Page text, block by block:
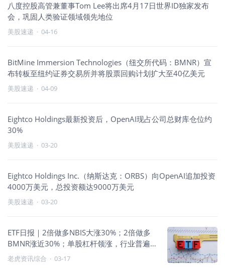
八度控股高管兼董事Tom Lee将出席4月17日世界ID独家发布
会，巩固人类验证领域领先地位
美股速递 · 04-16
BitMine Immersion Technologies（纽交所代码：BMNR）宣
布转板至纽约证券交易所并将股票回购计划扩大至40亿美元
美股速递 · 04-09
Eightco Holdings最新投资后，OpenAI现占公司总财库仓位约
30%
美股速递 · 03-20
Eightco Holdings Inc.（纳斯达克：ORBS）向OpenAI追加投资
4000万美元，总投资额达9000万美元
美股速递 · 03-20
ETF日报｜2倍做多NBIS大涨30%；2倍做多
BMNR涨近30%；单股杠杆领涨，行业普遍
走强
老虎资讯综合 · 03-17